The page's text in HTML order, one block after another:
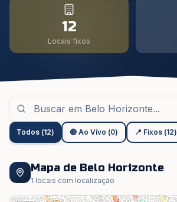
12
Locais fixos
Todos (12) 🔴 Ao Vivo (0) 📍 Fixos (12)
Mapa de Belo Horizonte
1 locais com localização